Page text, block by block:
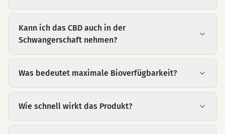
Kann ich das CBD auch in der
Schwangerschaft nehmen?
Was bedeutet maximale Bioverfügbarkeit?
Wie schnell wirkt das Produkt?